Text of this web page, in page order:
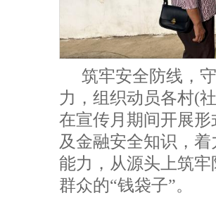
筑牢安全防线，
力，组织动员各村(
在宣传月期间开展
及金融安全知识，
能力，从源头上筑
群众的“钱袋子”。